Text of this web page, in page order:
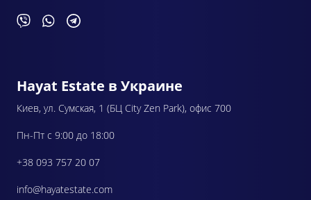
Hayat Estate в Украине
Киев, ул. Сумская, 1 (БЦ City Zen Park), офис 700
Пн-Пт с 9:00 до 18:00
+38 093 757 20 07
info@hayatestate.com